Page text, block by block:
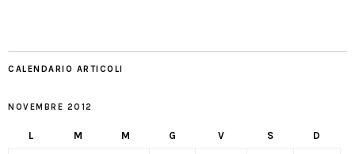
CALENDARIO ARTICOLI
NOVEMBRE 2012
L M M G V S D